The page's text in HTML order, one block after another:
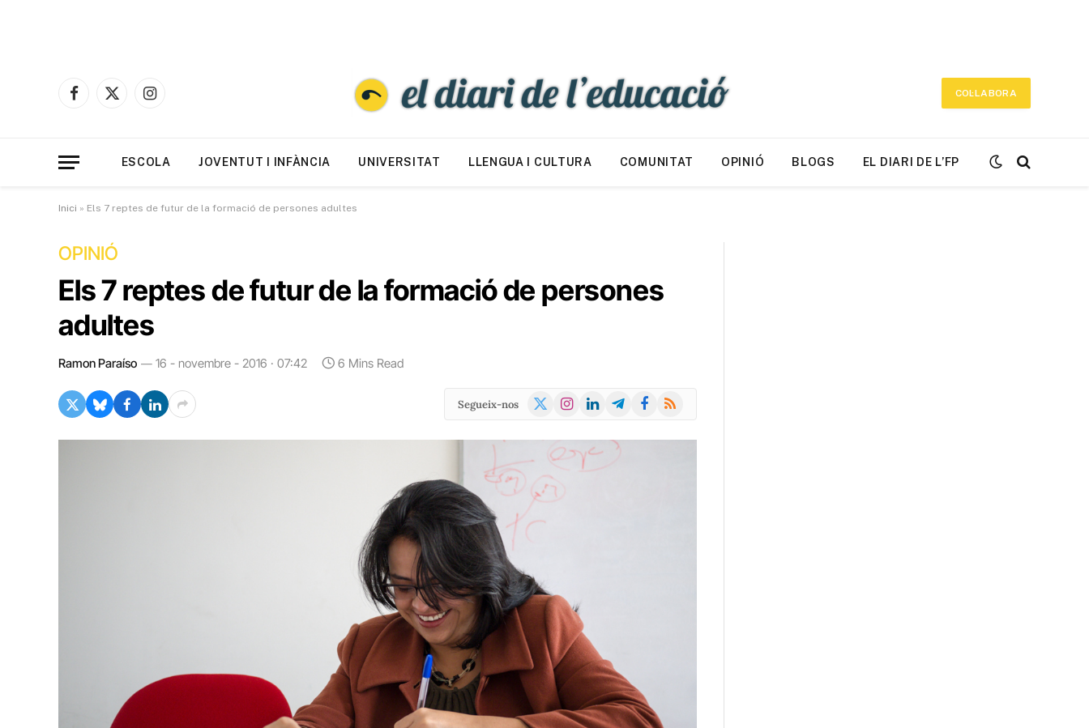
Facebook
X
Instagram
COL·LABORA
ESCOLA JOVENTUT I INFÀNCIA UNIVERSITAT LLENGUA I CULTURA COMUNITAT OPINIÓ BLOGS EL DIARI DE L’FP
Inici » Els 7 reptes de futur de la formació de persones adultes
OPINIÓ
Els 7 reptes de futur de la formació de persones
adultes
Ramon Paraíso 16 - novembre - 2016 · 07:42 6 Mins Read
Segueix-nos
X
Instagram
LinkedInTelegramFacebook
RSS